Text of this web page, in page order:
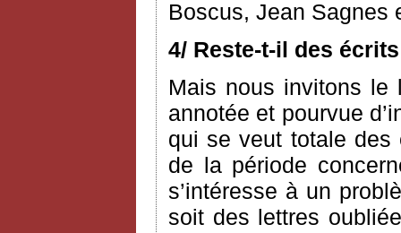
Boscus, Jean Sagnes
4/ Reste-t-il des
Mais nous invitons le
annotée et pourvue
qui se veut totale des
de la période
s’intéresse à un
soit des lettres